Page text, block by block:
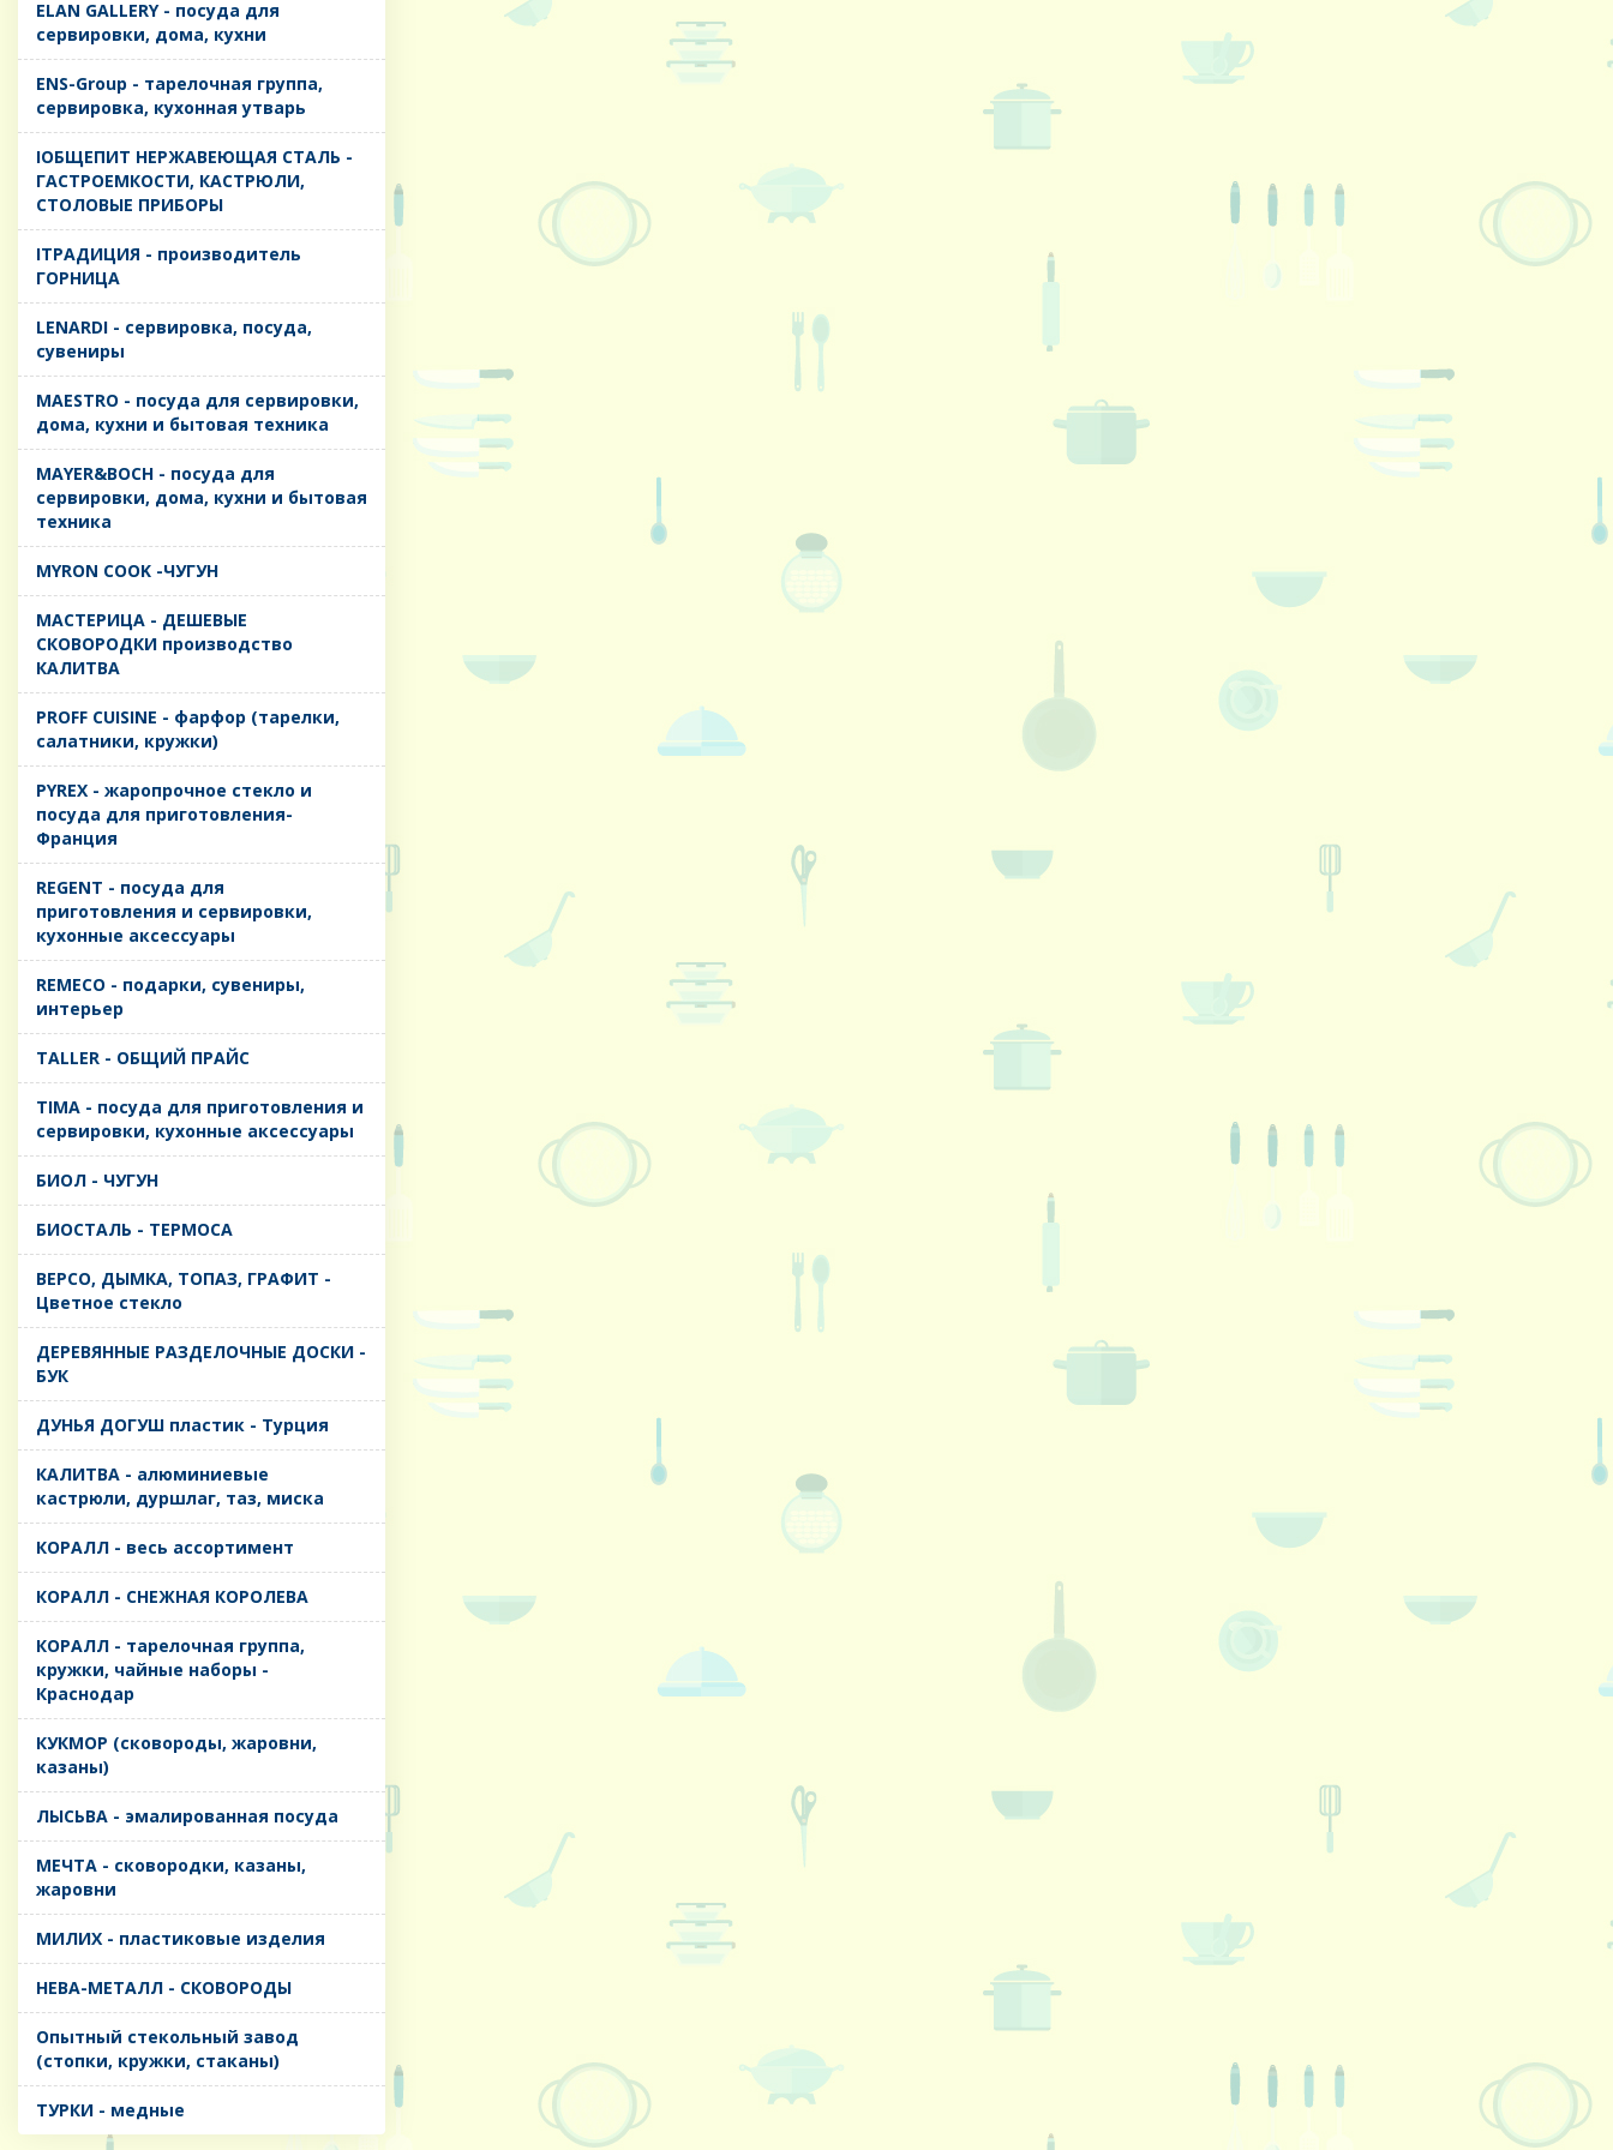
ELAN GALLERY - посуда для
сервировки, дома, кухни
ENS-Group - тарелочная группа,
сервировка, кухонная утварь
IОБЩЕПИТ НЕРЖАВЕЮЩАЯ СТАЛЬ -
ГАСТРОЕМКОСТИ, КАСТРЮЛИ,
СТОЛОВЫЕ ПРИБОРЫ
IТРАДИЦИЯ - производитель
ГОРНИЦА
LENARDI - сервировка, посуда,
сувениры
MAESTRO - посуда для сервировки,
дома, кухни и бытовая техника
MAYER&BOCH - посуда для
сервировки, дома, кухни и бытовая
техника
MYRON COOK -ЧУГУН
MАСТЕРИЦА - ДЕШЕВЫЕ
СКОВОРОДКИ производство
КАЛИТВА
PROFF CUISINE - фарфор (тарелки,
салатники, кружки)
PYREX - жаропрочное стекло и
посуда для приготовления-
Франция
REGENT - посуда для
приготовления и сервировки,
кухонные аксессуары
REMECO - подарки, сувениры,
интерьер
TALLER - ОБЩИЙ ПРАЙС
TIMA - посуда для приготовления и
сервировки, кухонные аксессуары
БИОЛ - ЧУГУН
БИОСТАЛЬ - ТЕРМОСА
ВЕРСО, ДЫМКА, ТОПАЗ, ГРАФИТ -
Цветное стекло
ДЕРЕВЯННЫЕ РАЗДЕЛОЧНЫЕ ДОСКИ -
БУК
ДУНЬЯ ДОГУШ пластик - Турция
КАЛИТВА - алюминиевые
кастрюли, дуршлаг, таз, миска
КОРАЛЛ - весь ассортимент
КОРАЛЛ - СНЕЖНАЯ КОРОЛЕВА
КОРАЛЛ - тарелочная группа,
кружки, чайные наборы -
Краснодар
КУКМОР (сковороды, жаровни,
казаны)
ЛЫСЬВА - эмалированная посуда
МЕЧТА - сковородки, казаны,
жаровни
МИЛИХ - пластиковые изделия
НЕВА-МЕТАЛЛ - СКОВОРОДЫ
Опытный стекольный завод
(стопки, кружки, стаканы)
ТУРКИ - медные